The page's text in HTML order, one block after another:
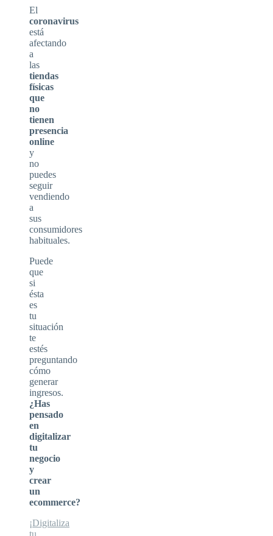
El
coronavirus
está
afectando
a
las
tiendas
físicas
que
no
tienen
presencia
online
y
no
puedes
seguir
vendiendo
a
sus
consumidores
habituales.
Puede
que
si
ésta
es
tu
situación
te
estés
preguntando
cómo
generar
ingresos.
¿Has
pensado
en
digitalizar
tu
negocio
y
crear
un
ecommerce?
¡Digitaliza
tu